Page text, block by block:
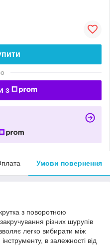
з
Умови повернення
з поворотною
різних шурупів
легко вибирати між
в залежності від